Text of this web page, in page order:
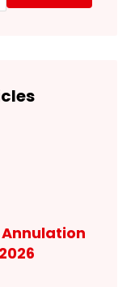
Annulation